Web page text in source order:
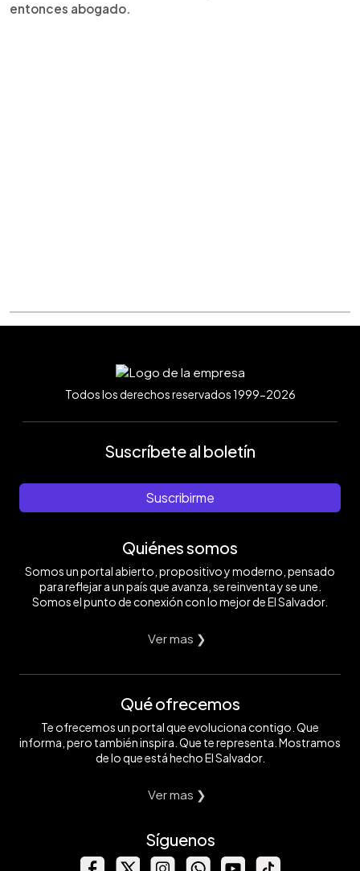
entonces abogado.
Todos los derechos reservados 1999-2026
Suscríbete al boletín
Suscribirme
Quiénes somos
Somos un portal abierto, propositivo y moderno, pensado
para reflejar a un país que avanza, se reinventa y se une.
Somos el punto de conexión con lo mejor de El Salvador.
Ver mas ❯
Qué ofrecemos
Te ofrecemos un portal que evoluciona contigo. Que
informa, pero también inspira. Que te representa. Mostramos
de lo que está hecho El Salvador.
Ver mas ❯
Síguenos